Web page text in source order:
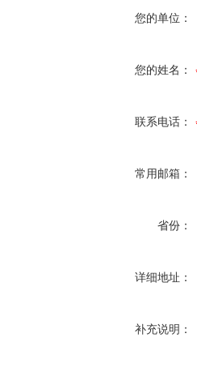
您的单位：
您的姓名：
联系电话：
常用邮箱：
省份：
详细地址：
补充说明：